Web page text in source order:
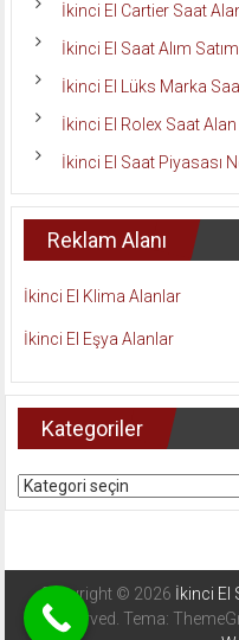
İkinci El Cartier Saat
İkinci El Saat Alım
İkinci El Lüks Marka
İkinci El Rolex Saat
İkinci El Saat Piyasası
Reklam Alanı
İkinci El Klima Alanlar
İkinci El Eşya Alanlar
Kategoriler
Kategoriler
Copyright © 2026 İkinci El
reserved. Tema: